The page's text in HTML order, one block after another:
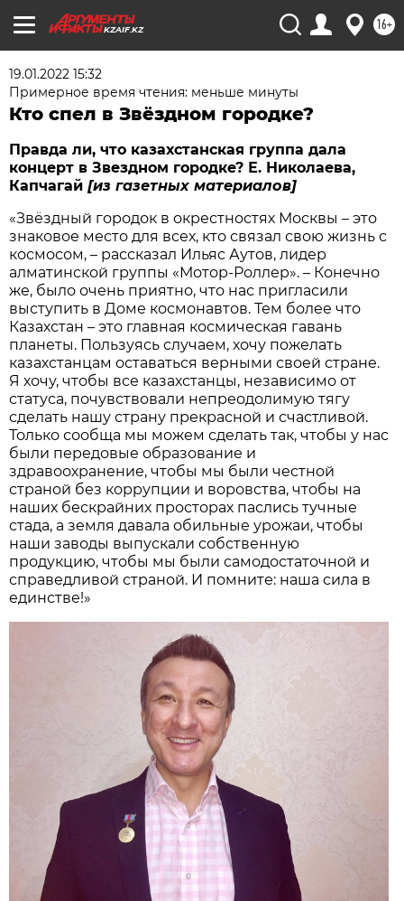
KZAIF.KZ 16+
19.01.2022 15:32
Примерное время чтения: меньше минуты
Кто спел в Звёздном городке?
Правда ли, что казахстанская группа дала
концерт в Звездном городке? Е. Николаева,
Капчагай[из газетных материалов]
«Звёздный городок в окрестностях Москвы – это
знаковое место для всех, кто связал свою жизнь с
космосом, – рассказал Ильяс Аутов, лидер
алматинской группы «Мотор-Роллер». – Конечно
же, было очень приятно, что нас пригласили
выступить в Доме космонавтов. Тем более что
Казахстан – это главная космическая гавань
планеты. Пользуясь случаем, хочу пожелать
казахстанцам оставаться верными своей стране.
Я хочу, чтобы все казахстанцы, независимо от
статуса, почувствовали непреодолимую тягу
сделать нашу страну прекрасной и счастливой.
Только сообща мы можем сделать так, чтобы у нас
были передовые образование и
здравоохранение, чтобы мы были честной
страной без коррупции и воровства, чтобы на
наших бескрайних просторах паслись тучные
стада, а земля давала обильные урожаи, чтобы
наши заводы выпускали собственную
продукцию, чтобы мы были самодостаточной и
справедливой страной. И помните: наша сила в
единстве!»